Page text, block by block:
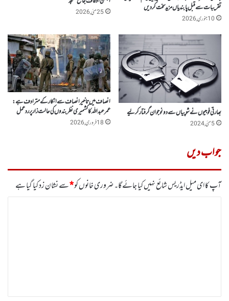
تقریبات سے قبل پابندیاں مزید سخت کر دیں
10 جنوری, 2026
25 مئی, 2026
بھارتی فوجیوں نے شوپیاں سے دو نوجوان گرفتار کر لیے
5 مئی, 2024
انصاف میں تاخیر انصاف سے انکار کے مترادف ہے:
عمرعبداللہ کا کشمیری نظربندوں کی حالت زار پر رد عمل
18 فروری, 2026
جواب دیں
آپ کا ای میل ایڈریس شائع نہیں کیا جائے گا۔ضروری خانوں کو*سے نشان زد کیا گیا ہے